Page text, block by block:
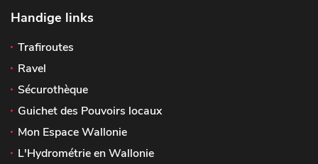
Handige links
Trafiroutes
Ravel
Sécurothèque
Guichet des Pouvoirs locaux
Mon Espace Wallonie
L'Hydrométrie en Wallonie